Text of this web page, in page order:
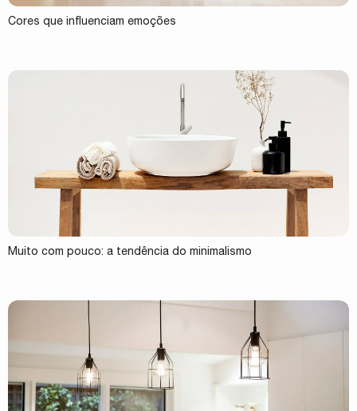
Cores que influenciam emoções
Muito com pouco: a tendência do minimalismo